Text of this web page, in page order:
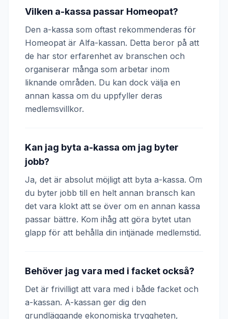
Vilken a-kassa passar Homeopat?
Den a-kassa som oftast rekommenderas för
Homeopat är Alfa-kassan. Detta beror på att
de har stor erfarenhet av branschen och
organiserar många som arbetar inom
liknande områden. Du kan dock välja en
annan kassa om du uppfyller deras
medlemsvillkor.
Kan jag byta a-kassa om jag byter
jobb?
Ja, det är absolut möjligt att byta a-kassa. Om
du byter jobb till en helt annan bransch kan
det vara klokt att se över om en annan kassa
passar bättre. Kom ihåg att göra bytet utan
glapp för att behålla din intjänade medlemstid.
Behöver jag vara med i facket också?
Det är frivilligt att vara med i både facket och
a-kassan. A-kassan ger dig den
grundläggande ekonomiska tryggheten,